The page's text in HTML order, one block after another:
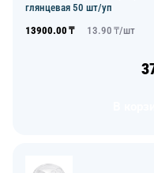
глянцевая 50 шт/уп
13900.00 ₸ 13.90 ₸/шт